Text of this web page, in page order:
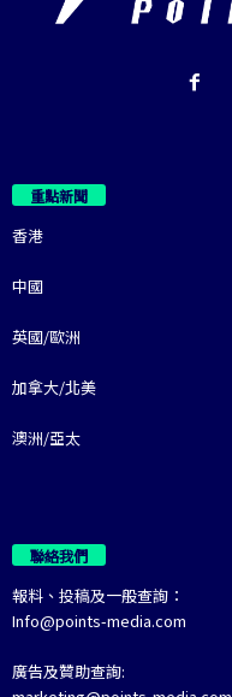
重點新聞
香港
中國
英國/歐洲
加拿大/北美
澳洲/亞太
聯絡我們
報料、投稿及一般查詢：
Info@points-media.com
廣告及贊助查詢: